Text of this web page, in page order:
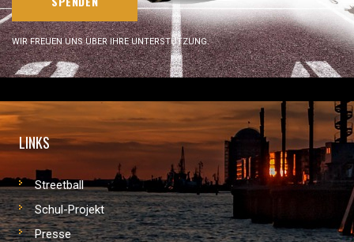
WIR FREUEN UNS ÜBER IHRE UNTERSTÜTZUNG.
LINKS
Streetball
Schul-Projekt
Presse